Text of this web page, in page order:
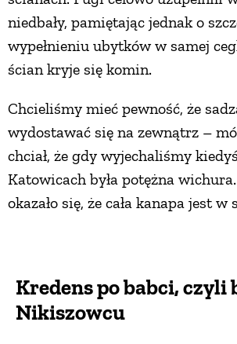
niedbały, pamiętając jednak o
wypełnieniu ubytków w samej
ścian kryje się komin.
Chcieliśmy mieć pewność, że
wydostawać się na zewnątrz –
chciał, że gdy wyjechaliśmy
Katowicach była potężna
okazało się, że cała kanapa jest w
Kredens po babci, czyli
Nikiszowcu